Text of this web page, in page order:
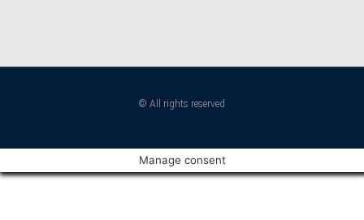
© All rights reserved
Manage consent